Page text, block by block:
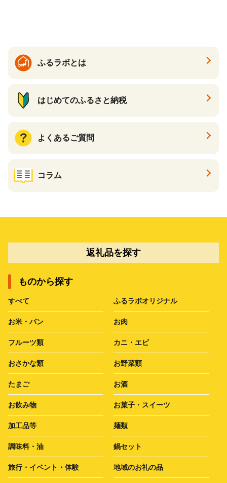
ふるラボとは
はじめてのふるさと納税
よくあるご質問
コラム
返礼品を探す
ものから探す
すべて ふるラボオリジナル
お米・パン お肉
フルーツ類 カニ・エビ
おさかな類 お野菜類
たまご お酒
お飲み物 お菓子・スイーツ
加工品等 麺類
調味料・油 鍋セット
旅行・イベント・体験 地域のお礼の品